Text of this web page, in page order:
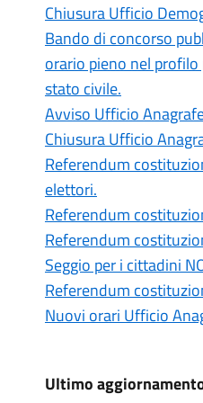
Chiusura Ufficio
Bando di concorso
orario pieno nel
stato civile.
Avviso Ufficio
Chiusura Ufficio
Referendum
elettori.
Referendum
Referendum
Seggio per i cittadini
Referendum
Nuovi orari Ufficio
Ultimo